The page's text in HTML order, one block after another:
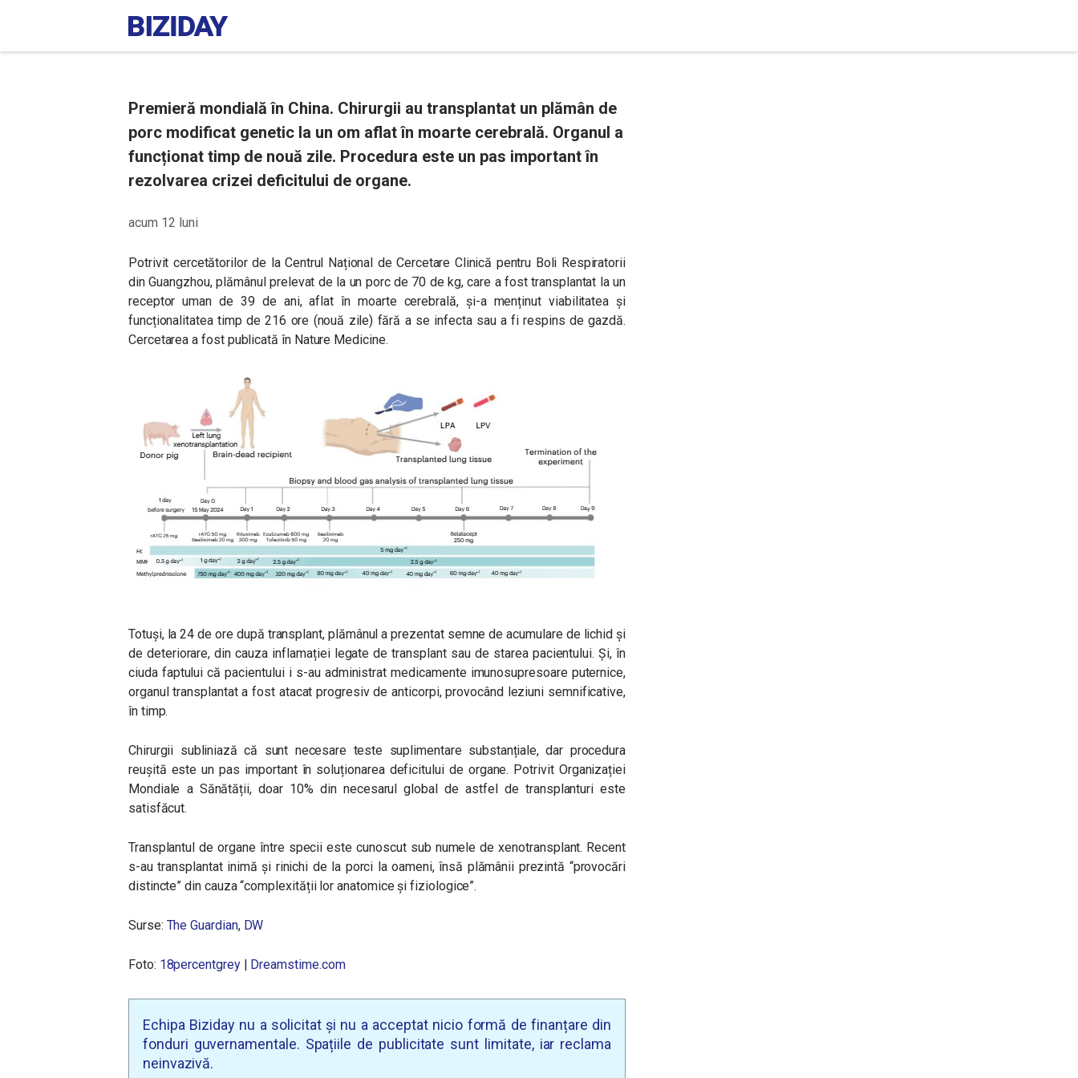
Premieră mondială în China. Chirurgii au transplantat un plămân de
porc modificat genetic la un om aflat în moarte cerebrală. Organul a
funcționat timp de nouă zile. Procedura este un pas important în
rezolvarea crizei deficitului de organe.
acum 12 luni
Potrivit cercetătorilor de la Centrul Național de Cercetare Clinică pentru Boli Respiratorii
din Guangzhou, plămânul prelevat de la un porc de 70 de kg, care a fost transplantat la un
receptor uman de 39 de ani, aflat în moarte cerebrală, și-a menținut viabilitatea și
funcționalitatea timp de 216 ore (nouă zile) fără a se infecta sau a fi respins de gazdă.
Cercetarea a fost publicată în Nature Medicine.
Totuși, la 24 de ore după transplant, plămânul a prezentat semne de acumulare de lichid și
de deteriorare, din cauza inflamației legate de transplant sau de starea pacientului. Și, în
ciuda faptului că pacientului i s-au administrat medicamente imunosupresoare puternice,
organul transplantat a fost atacat progresiv de anticorpi, provocând leziuni semnificative,
în timp.
Chirurgii subliniază că sunt necesare teste suplimentare substanțiale, dar procedura
reușită este un pas important în soluționarea deficitului de organe. Potrivit Organizației
Mondiale a Sănătății, doar 10% din necesarul global de astfel de transplanturi este
satisfăcut.
Transplantul de organe între specii este cunoscut sub numele de xenotransplant. Recent
s-au transplantat inimă și rinichi de la porci la oameni, însă plămânii prezintă “provocări
distincte” din cauza “complexității lor anatomice și fiziologice”.
Surse: The Guardian, DW
Foto: 18percentgrey| Dreamstime.com
Echipa Biziday nu a solicitat și nu a acceptat nicio formă de finanțare din
fonduri guvernamentale. Spațiile de publicitate sunt limitate, iar reclama
neinvazivă.